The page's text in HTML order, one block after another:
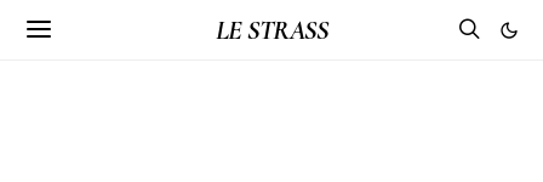
LE STRASS